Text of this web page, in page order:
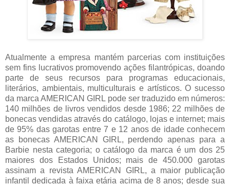
Atualmente a empresa mantém parcerias com instituições
sem fins lucrativos promovendo ações filantrópicas, doando
parte de seus recursos para programas educacionais,
literários, ambientais, multiculturais e artísticos. O sucesso
da marca AMERICAN GIRL pode ser traduzido em números:
140 milhões de livros vendidos desde 1986; 22 milhões de
bonecas vendidas através do catálogo, lojas e internet; mais
de 95% das garotas entre 7 e 12 anos de idade conhecem
as bonecas AMERICAN GIRL, perdendo apenas para a
Barbie nesta categoria; o catálogo da marca é um dos 25
maiores dos Estados Unidos; mais de 450.000 garotas
assinam a revista AMERICAN GIRL, a maior publicação
infantil dedicada à faixa etária acima de 8 anos; desde sua